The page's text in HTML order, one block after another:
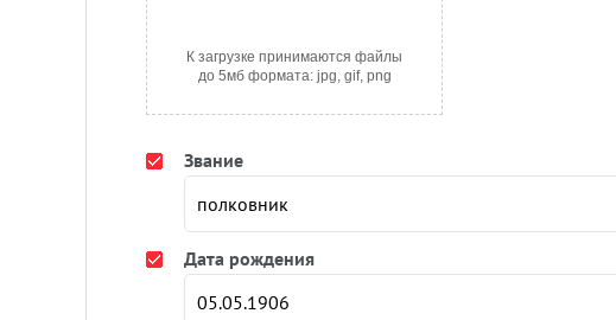
К загрузке принимаются файлы
до 5мб формата: jpg, gif, png
Звание
Дата рождения